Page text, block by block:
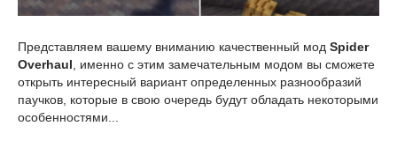
Представляем вашему вниманию качественный мод Spider
Overhaul, именно с этим замечательным модом вы сможете
открыть интересный вариант определенных разнообразий
паучков, которые в свою очередь будут обладать некоторыми
особенностями...